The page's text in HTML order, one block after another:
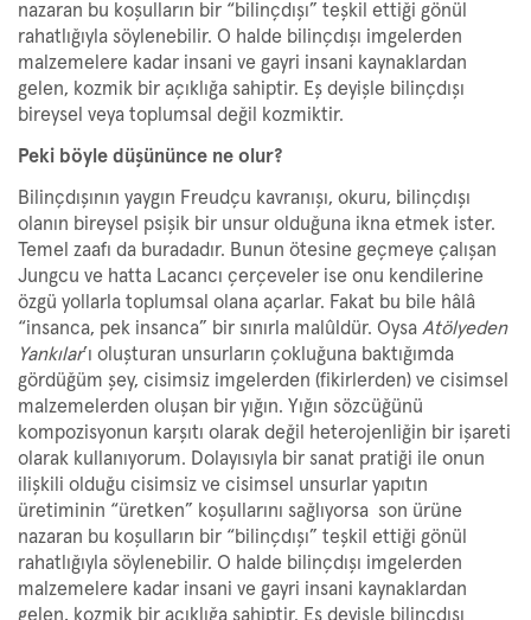
nazaran bu koşulların bir “bilinçdışı” teşkil ettiği gönül
rahatlığıyla söylenebilir. O halde bilinçdışı imgelerden
malzemelere kadar insani ve gayri insani kaynaklardan
gelen, kozmik bir açıklığa sahiptir. Eş deyişle bilinçdışı
bireysel veya toplumsal değil kozmiktir.
Peki böyle düşününce ne olur?
Bilinçdışının yaygın Freudçu kavranışı, okuru, bilinçdışı
olanın bireysel psişik bir unsur olduğuna ikna etmek ister.
Temel zaafı da buradadır. Bunun ötesine geçmeye çalışan
Jungcu ve hatta Lacancı çerçeveler ise onu kendilerine
özgü yollarla toplumsal olana açarlar. Fakat bu bile hâlâ
“insanca, pek insanca” bir sınırla malûldür. Oysa Atölyeden
Yankılar’ı oluşturan unsurların çokluğuna baktığımda
gördüğüm şey, cisimsiz imgelerden (fikirlerden) ve cisimsel
malzemelerden oluşan bir yığın. Yığın sözcüğünü
kompozisyonun karşıtı olarak değil heterojenliğin bir işareti
olarak kullanıyorum. Dolayısıyla bir sanat pratiği ile onun
ilişkili olduğu cisimsiz ve cisimsel unsurlar yapıtın
üretiminin “üretken” koşullarını sağlıyorsa son ürüne
nazaran bu koşulların bir “bilinçdışı” teşkil ettiği gönül
rahatlığıyla söylenebilir. O halde bilinçdışı imgelerden
malzemelere kadar insani ve gayri insani kaynaklardan
gelen, kozmik bir açıklığa sahiptir. Eş deyişle bilinçdışı